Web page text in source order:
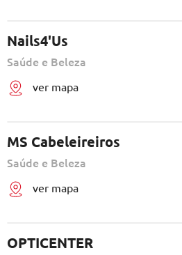
Nails4'Us
Saúde e Beleza
ver mapa
MS Cabeleireiros
Saúde e Beleza
ver mapa
OPTICENTER